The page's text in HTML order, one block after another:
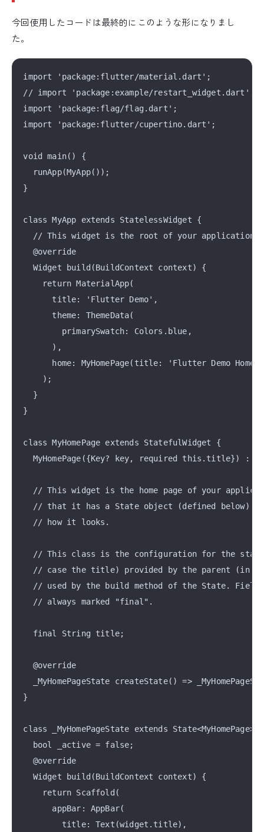
今回使用したコードは最終的にこのような形になりまし
た。
import 'package:flutter/material.dart';
// import 'package:example/restart_widget.dart';
import 'package:flag/flag.dart';
import 'package:flutter/cupertino.dart';
void main() {
  runApp(MyApp());
}
class MyApp extends StatelessWidget {
  // This widget is the root of your application.
  @override
  Widget build(BuildContext context) {
    return MaterialApp(
      title: 'Flutter Demo',
      theme: ThemeData(
        primarySwatch: Colors.blue,
      ),
home: MyHomePage(title: 'Flutter Demo Home
    );
  }
}
class MyHomePage extends StatefulWidget {
MyHomePage({Key? key, required this.title}) :
// This widget is the home page of your
// that it has a State object (defined below)
  // how it looks.
// This class is the configuration for the
// case the title) provided by the parent (in
// used by the build method of the State.
  // always marked "final".
  final String title;
  @override
_MyHomePageState createState() =>
}
class _MyHomePageState extends State<MyHomePage> {
  bool _active = false;
  @override
  Widget build(BuildContext context) {
    return Scaffold(
      appBar: AppBar(
        title: Text(widget.title),